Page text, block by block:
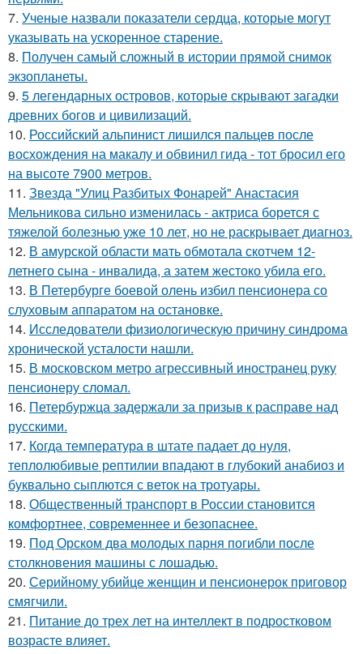
7. Ученые назвали показатели сердца, которые могут
указывать на ускоренное старение.
8. Получен самый сложный в истории прямой снимок
экзопланеты.
9. 5 легендарных островов, которые скрывают загадки
древних богов и цивилизаций.
10. Российский альпинист лишился пальцев после
восхождения на макалу и обвинил гида - тот бросил его
на высоте 7900 метров.
11. Звезда "Улиц Разбитых Фонарей" Анастасия
Мельникова сильно изменилась - актриса борется с
тяжелой болезнью уже 10 лет, но не раскрывает диагноз.
12. В амурской области мать обмотала скотчем 12-
летнего сына - инвалида, а затем жестоко убила его.
13. В Петербурге боевой олень избил пенсионера со
слуховым аппаратом на остановке.
14. Исследователи физиологическую причину синдрома
хронической усталости нашли.
15. В московском метро агрессивный иностранец руку
пенсионеру сломал.
16. Петербуржца задержали за призыв к расправе над
русскими.
17. Когда температура в штате падает до нуля,
теплолюбивые рептилии впадают в глубокий анабиоз и
буквально сыплются с веток на тротуары.
18. Общественный транспорт в России становится
комфортнее, современнее и безопаснее.
19. Под Орском два молодых парня погибли после
столкновения машины с лошадью.
20. Серийному убийце женщин и пенсионерок приговор
смягчили.
21. Питание до трех лет на интеллект в подростковом
возрасте влияет.